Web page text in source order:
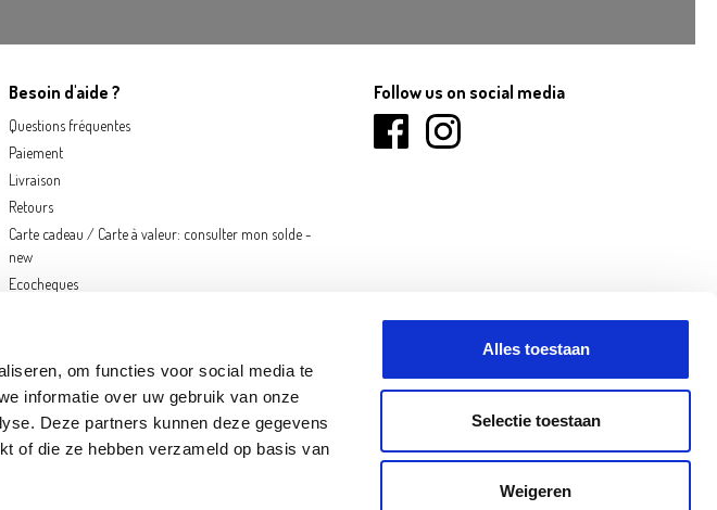
om functies voor social media te
informatie over uw gebruik van onze
Deze partners kunnen deze gegevens
of die ze hebben verzameld op basis van
Alles toestaan
Selectie toestaan
Weigeren
Besoin d'aide ?
Questions fréquentes
Paiement
Livraison
Retours
Carte cadeau / Carte à valeur: consulter mon solde -
new
Ecocheques
Follow us on social media